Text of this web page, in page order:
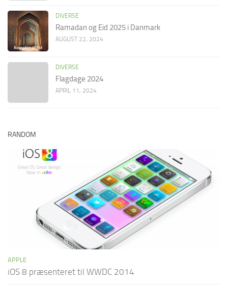
DIVERSE
Ramadan og Eid 2025 i Danmark
AUGUST 22, 2024
DIVERSE
Flagdage 2024
APRIL 11, 2024
RANDOM
APPLE
iOS 8 præsenteret til WWDC 2014